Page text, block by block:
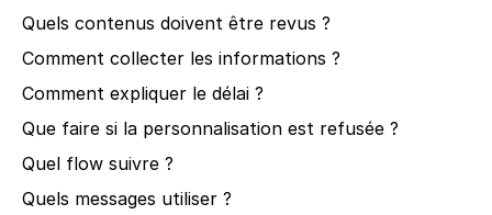
Quels contenus doivent être revus ?
Comment collecter les informations ?
Comment expliquer le délai ?
Que faire si la personnalisation est refusée ?
Quel flow suivre ?
Quels messages utiliser ?